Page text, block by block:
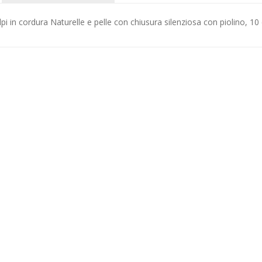
in cordura Naturelle e pelle con chiusura silenziosa con piolino,